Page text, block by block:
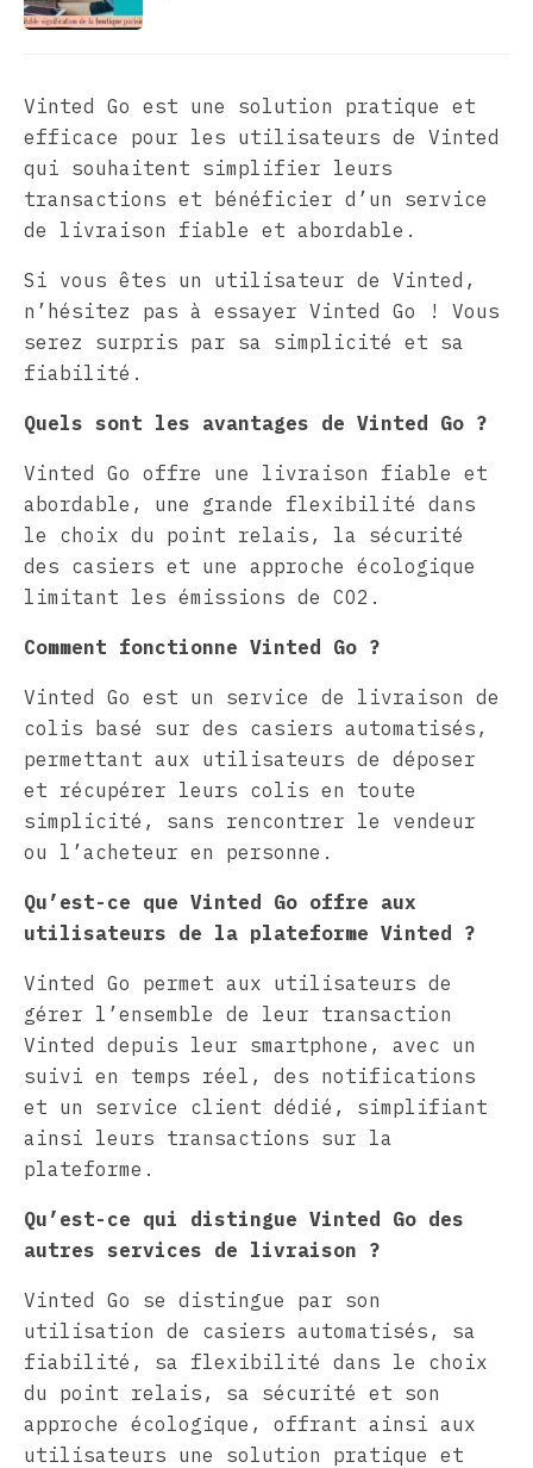
Vinted Go est une solution pratique et
efficace pour les utilisateurs de Vinted
qui souhaitent simplifier leurs
transactions et bénéficier d’un service
de livraison fiable et abordable.
Si vous êtes un utilisateur de Vinted,
n’hésitez pas à essayer Vinted Go ! Vous
serez surpris par sa simplicité et sa
fiabilité.
Quels sont les avantages de Vinted Go ?
Vinted Go offre une livraison fiable et
abordable, une grande flexibilité dans
le choix du point relais, la sécurité
des casiers et une approche écologique
limitant les émissions de CO2.
Comment fonctionne Vinted Go ?
Vinted Go est un service de livraison de
colis basé sur des casiers automatisés,
permettant aux utilisateurs de déposer
et récupérer leurs colis en toute
simplicité, sans rencontrer le vendeur
ou l’acheteur en personne.
Qu’est-ce que Vinted Go offre aux
utilisateurs de la plateforme Vinted ?
Vinted Go permet aux utilisateurs de
gérer l’ensemble de leur transaction
Vinted depuis leur smartphone, avec un
suivi en temps réel, des notifications
et un service client dédié, simplifiant
ainsi leurs transactions sur la
plateforme.
Qu’est-ce qui distingue Vinted Go des
autres services de livraison ?
Vinted Go se distingue par son
utilisation de casiers automatisés, sa
fiabilité, sa flexibilité dans le choix
du point relais, sa sécurité et son
approche écologique, offrant ainsi aux
utilisateurs une solution pratique et